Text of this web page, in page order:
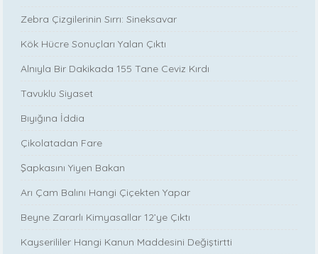
Zebra Çizgilerinin Sırrı: Sineksavar
Kök Hücre Sonuçları Yalan Çıktı
Alnıyla Bir Dakikada 155 Tane Ceviz Kırdı
Tavuklu Siyaset
Bıyığına İddia
Çikolatadan Fare
Şapkasını Yiyen Bakan
Arı Çam Balını Hangi Çiçekten Yapar
Beyne Zararlı Kimyasallar 12’ye Çıktı
Kayserililer Hangi Kanun Maddesini Değiştirtti